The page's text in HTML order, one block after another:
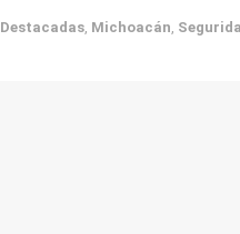
Destacadas Michoacán